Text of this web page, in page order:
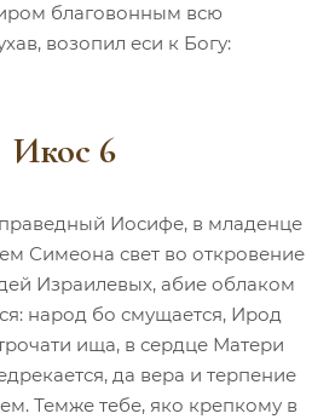
благовонным всю
возопил еси к Богу:
Икос 6
Иосифе, в младенце
Симеона свет во откровение
Израилевых, абие облаком
народ бо смущается, Ирод
ища, в сердце Матери
да вера и терпение
Темже тебе, яко крепкому в